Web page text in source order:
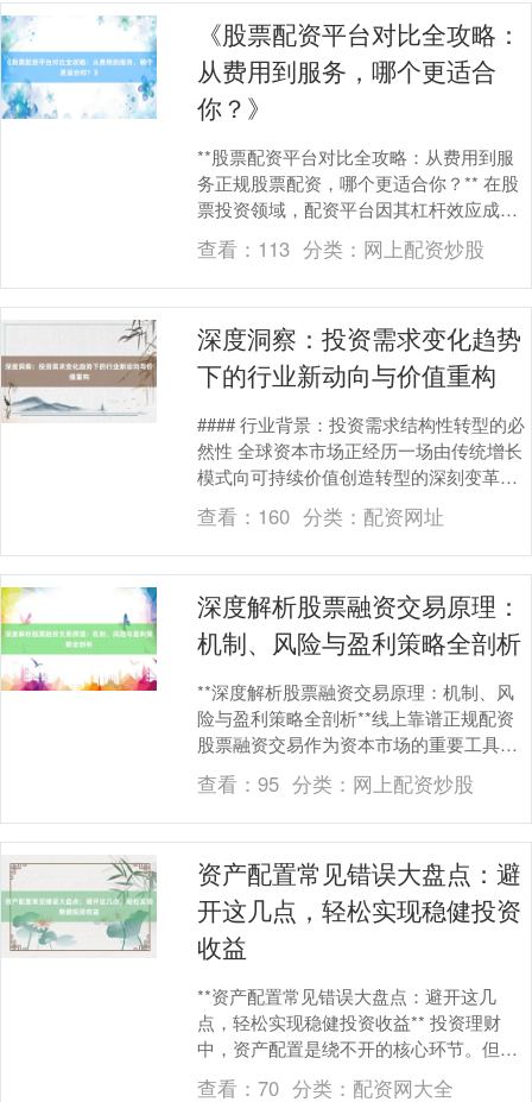
《股票配资平台对比全攻略：
从费用到服务，哪个更适合
你？》
**股票配资平台对比全攻略：从费用到服
务正规股票配资，哪个更适合你？** 在股
票投资领域，配资平台因其杠杆效应成为
许多投资者扩大收益、优化资金利用率的
工具。然而....
查看： 113 分类： 网上配资炒股
深度洞察：投资需求变化趋势
下的行业新动向与价值重构
#### 行业背景：投资需求结构性转型的必
然性 全球资本市场正经历一场由传统增长
模式向可持续价值创造转型的深刻变革。
过去十年，以房地产、基础设施为代表的
固定资产....
查看： 160 分类： 配资网址
深度解析股票融资交易原理：
机制、风险与盈利策略全剖析
**深度解析股票融资交易原理：机制、风
险与盈利策略全剖析**线上靠谱正规配资
股票融资交易作为资本市场的重要工具，
既是投资者撬动收益的杠杆，也是风险放
大的双刃剑....
查看：95 分类： 网上配资炒股
资产配置常见错误大盘点：避
开这几点，轻松实现稳健投资
收益
**资产配置常见错误大盘点：避开这几
点，轻松实现稳健投资收益** 投资理财
中，资产配置是绕不开的核心环节。但许
多人因缺乏系统认知或被短期情绪左右，
查看：70 分类： 配资网大全
3940.04 +39.68 +1.02%
14311.01 +200.89 +1.42%
4694.44 +43.13 +0.93%